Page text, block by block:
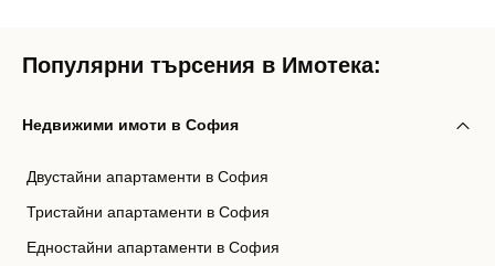
Популярни търсения в Имотека:
Недвижими имоти в София
Двустайни апартаменти в София
Тристайни апартаменти в София
Едностайни апартаменти в София